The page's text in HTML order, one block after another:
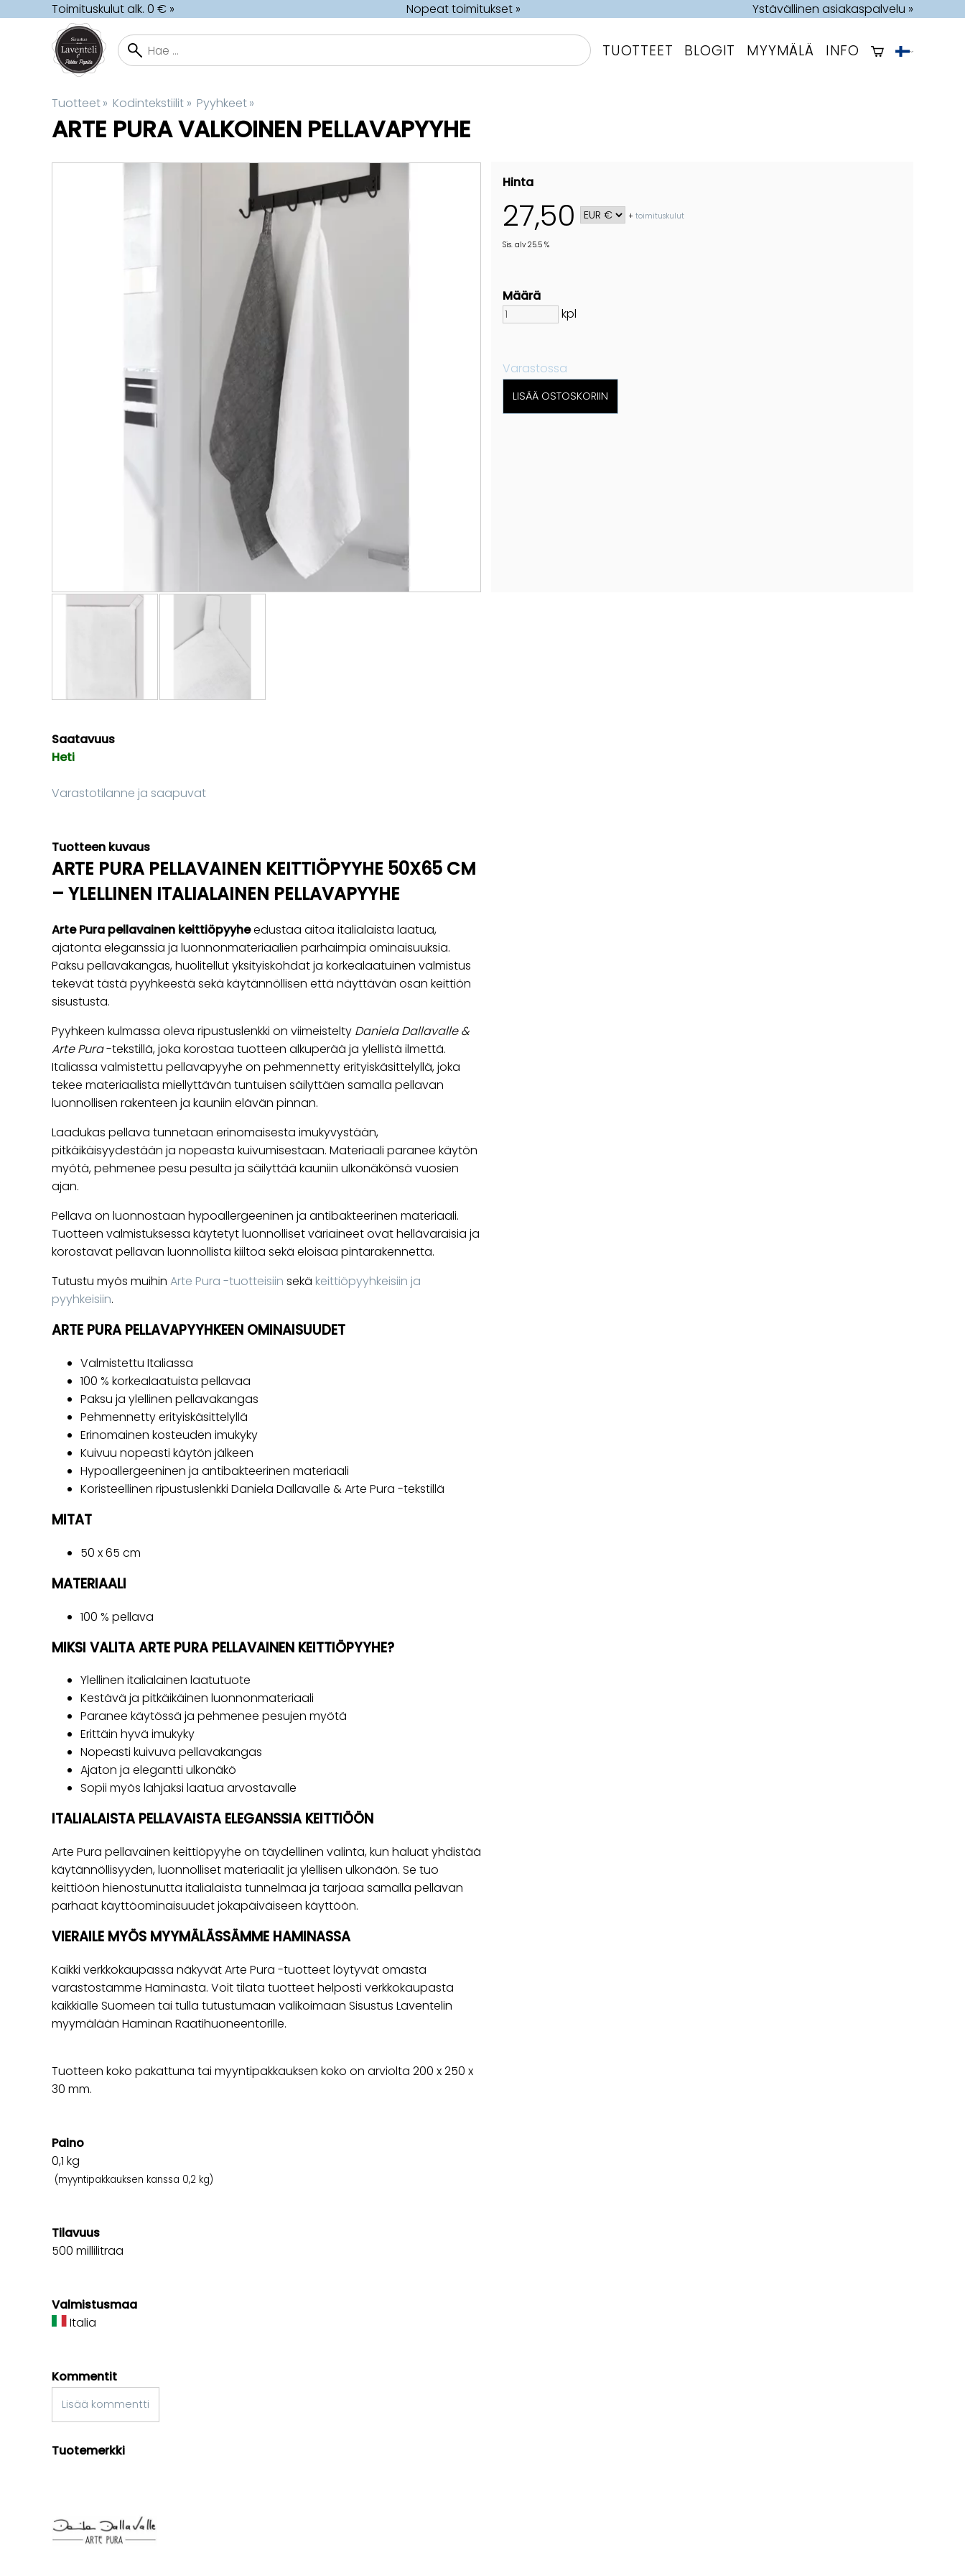
Toimituskulut alk. 0 € » Nopeat toimitukset » Ystävällinen asiakaspalvelu »
TUOTTEET BLOGIT MYYMÄLÄ INFO
Tuotteet‪» Kodintekstiilit ‪» Pyyhkeet‪»
ARTE PURAVALKOINEN PELLAVAPYYHE
Hinta
27,50 +toimituskulut
Sis. alv 25.5 %
Määrä
kpl
Varastossa
Saatavuus
Heti
Varastotilanne ja saapuvat
Tuotteen kuvaus
ARTE PURA PELLAVAINEN KEITTIÖPYYHE 50X65 CM
– YLELLINEN ITALIALAINEN PELLAVAPYYHE
Arte Pura pellavainen keittiöpyyheedustaa aitoa italialaista laatua,
ajatonta eleganssia ja luonnonmateriaalien parhaimpia ominaisuuksia.
Paksu pellavakangas, huolitellut yksityiskohdat ja korkealaatuinen valmistus
tekevät tästä pyyhkeestä sekä käytännöllisen että näyttävän osan keittiön
sisustusta.
Pyyhkeen kulmassa oleva ripustuslenkki on viimeistelty Daniela Dallavalle &
Arte Pura-tekstillä, joka korostaa tuotteen alkuperää ja ylellistä ilmettä.
Italiassa valmistettu pellavapyyhe on pehmennetty erityiskäsittelyllä, joka
tekee materiaalista miellyttävän tuntuisen säilyttäen samalla pellavan
luonnollisen rakenteen ja kauniin elävän pinnan.
Laadukas pellava tunnetaan erinomaisesta imukyvystään,
pitkäikäisyydestään ja nopeasta kuivumisestaan. Materiaali paranee käytön
myötä, pehmenee pesu pesulta ja säilyttää kauniin ulkonäkönsä vuosien
ajan.
Pellava on luonnostaan hypoallergeeninen ja antibakteerinen materiaali.
Tuotteen valmistuksessa käytetyt luonnolliset väriaineet ovat hellävaraisia ja
korostavat pellavan luonnollista kiiltoa sekä eloisaa pintarakennetta.
Tutustu myös muihin Arte Pura -tuotteisiin sekä keittiöpyyhkeisiin ja
pyyhkeisiin.
ARTE PURA PELLAVAPYYHKEEN OMINAISUUDET
Valmistettu Italiassa
100 % korkealaatuista pellavaa
Paksu ja ylellinen pellavakangas
Pehmennetty erityiskäsittelyllä
Erinomainen kosteuden imukyky
Kuivuu nopeasti käytön jälkeen
Hypoallergeeninen ja antibakteerinen materiaali
Koristeellinen ripustuslenkki Daniela Dallavalle & Arte Pura -tekstillä
MITAT
50 x 65 cm
MATERIAALI
100 % pellava
MIKSI VALITA ARTE PURA PELLAVAINEN KEITTIÖPYYHE?
Ylellinen italialainen laatutuote
Kestävä ja pitkäikäinen luonnonmateriaali
Paranee käytössä ja pehmenee pesujen myötä
Erittäin hyvä imukyky
Nopeasti kuivuva pellavakangas
Ajaton ja elegantti ulkonäkö
Sopii myös lahjaksi laatua arvostavalle
ITALIALAISTA PELLAVAISTA ELEGANSSIA KEITTIÖÖN
Arte Pura pellavainen keittiöpyyhe on täydellinen valinta, kun haluat yhdistää
käytännöllisyyden, luonnolliset materiaalit ja ylellisen ulkonäön. Se tuo
keittiöön hienostunutta italialaista tunnelmaa ja tarjoaa samalla pellavan
parhaat käyttöominaisuudet jokapäiväiseen käyttöön.
VIERAILE MYÖS MYYMÄLÄSSÄMME HAMINASSA
Kaikki verkkokaupassa näkyvät Arte Pura -tuotteet löytyvät omasta
varastostamme Haminasta. Voit tilata tuotteet helposti verkkokaupasta
kaikkialle Suomeen tai tulla tutustumaan valikoimaan Sisustus Laventelin
myymälään Haminan Raatihuoneentorille.
Tuotteen koko pakattuna tai myyntipakkauksen koko on arviolta 200 x 250 x
30 mm.
Paino
0,1 kg
(myyntipakkauksen kanssa 0,2 kg)
Tilavuus
500 millilitraa
Valmistusmaa
Italia
Kommentit
Lisää kommentti
Tuotemerkki